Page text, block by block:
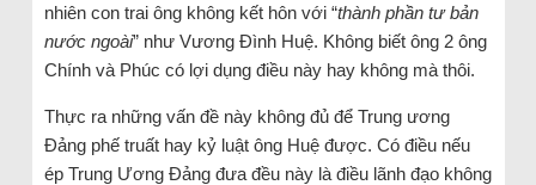
nhiên con trai ông không kết hôn với “thành phần tư bản
nước ngoài” như Vương Đình Huệ. Không biết ông 2 ông
Chính và Phúc có lợi dụng điều này hay không mà thôi.
Thực ra những vấn đề này không đủ để Trung ương
Đảng phế truất hay kỷ luật ông Huệ được. Có điều nếu
ép Trung Ương Đảng đưa đều này là điều lãnh đạo không